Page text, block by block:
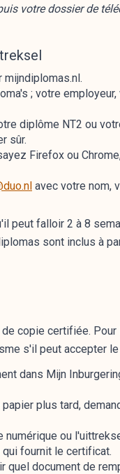
votre dossier de
; votre
diplôme NT2 ou
sûr.
Firefox ou
avec votre nom,
peut falloir 2 à 8
sont inclus à
copie certifiée.
s'il peut accepter le
dans Mijn
plus tard,
ou
fournit le certificat.
document de